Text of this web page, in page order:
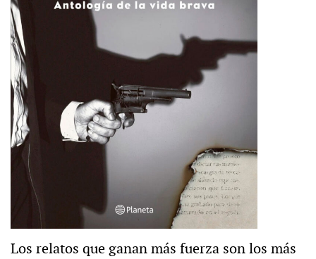
Los relatos que ganan más fuerza son los más